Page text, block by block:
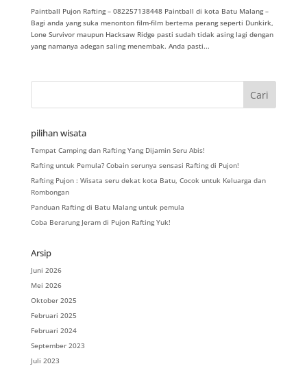
Paintball Pujon Rafting – 082257138448 Paintball di kota Batu Malang –
Bagi anda yang suka menonton film-film bertema perang seperti Dunkirk,
Lone Survivor maupun Hacksaw Ridge pasti sudah tidak asing lagi dengan
yang namanya adegan saling menembak. Anda pasti...
pilihan wisata
Tempat Camping dan Rafting Yang Dijamin Seru Abis!
Rafting untuk Pemula? Cobain serunya sensasi Rafting di Pujon!
Rafting Pujon : Wisata seru dekat kota Batu, Cocok untuk Keluarga dan
Rombongan
Panduan Rafting di Batu Malang untuk pemula
Coba Berarung Jeram di Pujon Rafting Yuk!
Arsip
Juni 2026
Mei 2026
Oktober 2025
Februari 2025
Februari 2024
September 2023
Juli 2023